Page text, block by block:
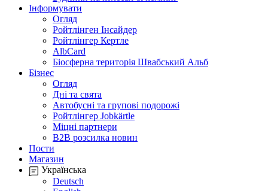
Інформувати
Огляд
Ройтлінген Інсайдер
Ройтлінгер Кертле
AlbCard
Біосферна територія Швабський Альб
Бізнес
Огляд
Дні та свята
Автобусні та групові подорожі
Ройтлінгер Jobkärtle
Міцні партнери
B2B розсилка новин
Пости
Магазин
Українська
Deutsch